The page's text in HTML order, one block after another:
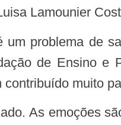
Lamounier
de Ensino e
muito